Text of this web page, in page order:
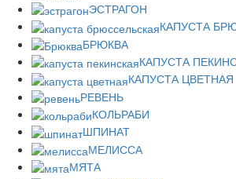
ЭСТРАГОН
КАПУСТА
БРЮКВА
КАПУСТА
КАПУСТА ЦВЕТНАЯ
РЕВЕНЬ
КОЛЬРАБИ
ШПИНАТ
МЕЛИССА
МЯТА